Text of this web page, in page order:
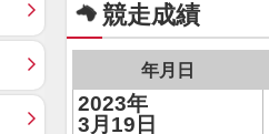
競走成績
年月日
2023年
3月19日